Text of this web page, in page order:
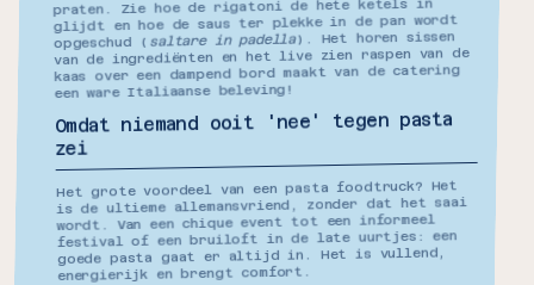
De snelste
foodtruck van
Nederland!
praten. Zie hoe de rigatoni de hete ketels in
glijdt en hoe de saus ter plekke in de pan wordt
opgeschud ( saltare in padella). Het horen sissen
van de ingrediënten en het live zien raspen van de
kaas over een dampend bord maakt van de catering
een ware Italiaanse beleving!
Omdat niemand ooit 'nee' tegen pasta
zei
Het grote voordeel van een pasta foodtruck? Het
is de ultieme allemansvriend, zonder dat het saai
wordt. Van een chique event tot een informeel
festival of een bruiloft in de late uurtjes: een
goede pasta gaat er altijd in. Het is vullend,
energierijk en brengt comfort.